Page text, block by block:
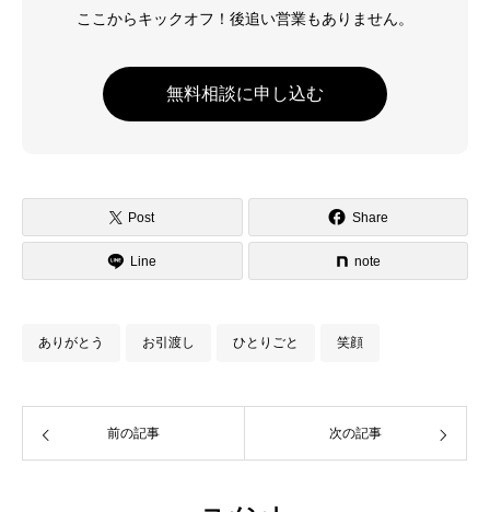
ここからキックオフ！後追い営業もありません。
無料相談に申し込む
Post Share
Line note
ありがとう お引渡し ひとりごと 笑顔
前の記事 次の記事